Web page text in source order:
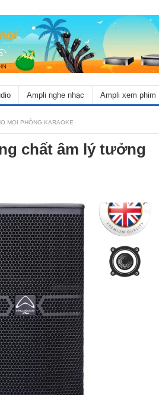
Ampli nghe nhạc Ampli xem phim
MỌI PHÒNG KARAOKE
chất âm lý tưởng